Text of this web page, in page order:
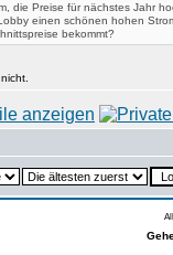
die Preise für nächstes Jahr
einen schönen hohen
bekommt?